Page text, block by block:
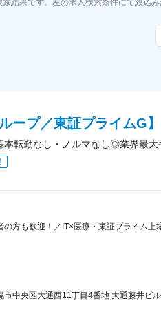
結果です。左の求人検索条件にて絞込み
ープ／東証プライムG】
転勤なし・ノルマなし◎業界最大
方も歓迎！／IT×医療・東証プライム上
中央区大通西11丁目4番地 大通藤井ビ